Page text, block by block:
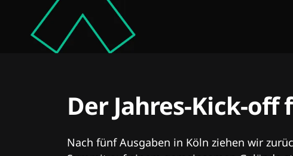
Der Jahres-Kick-
Nach fünf Ausgaben in Köln ziehen wir